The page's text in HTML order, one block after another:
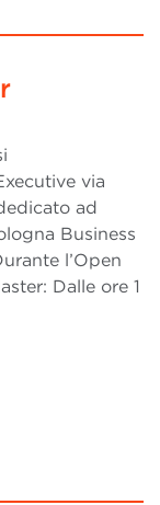
via
ad
Business
l’Open
Dalle ore 1